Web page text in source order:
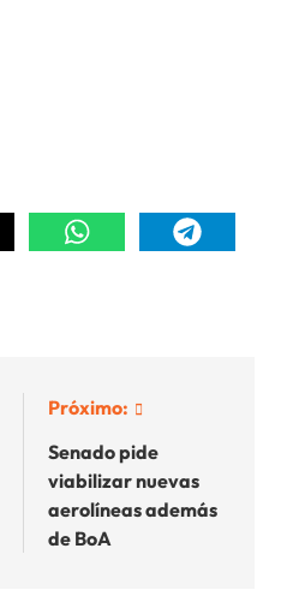
Próximo:
Senado pide
viabilizar nuevas
aerolíneas además
de BoA